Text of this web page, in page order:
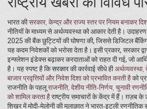
भारत कीसरकार, केन्द्र और राज्य स्तर पर नियम बनाकर
नीतियों के माध्यम से अर्थव्यवस्था को आकार देती है।
2025 की बैंक छुट्टियों की घोषणा की, जिससे डिजिटल
यह कदम निवेशकों को भरोसा देता है। इसी प्रकार, सरकार
इन्फ्लेशन इंडेक्स बढ़ाकर करदाताओं को राहत दी गई, जो
है। यह स्पष्ट है किसरकारकी कार्रवाई सीधे हीअर्थव्यवस्था,
बाजार प्रवृत्तियों और निवेश दिशा को प्रभावित करती हैको
राजनीति के पहलूराजनीति देशीय नीति‑निर्णय, चुनावी
को शामिल करता हैराष्ट्रीय समाचारों के केंद्र में हैं। ग़ज़ब के
शिखर में मोदी‑मेलोनी की मुलाक़ात ने भारत‑इटली रणनीतिक